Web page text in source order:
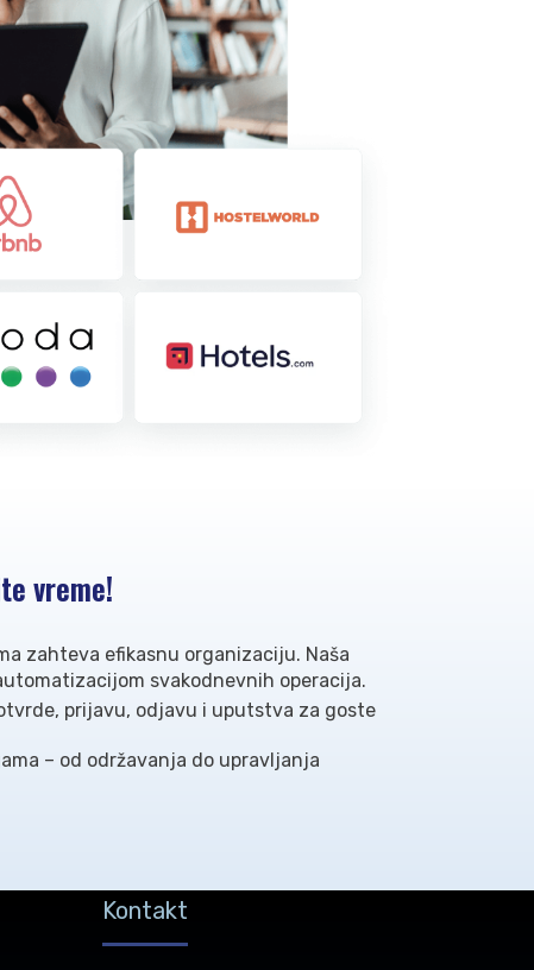
vreme!
zahteva efikasnu organizaciju. Naša
svakodnevnih operacija.
prijavu, odjavu i uputstva za goste
– od održavanja do upravljanja
Kontakt